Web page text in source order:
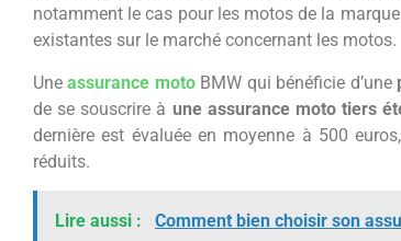
notamment le cas pour les motos de la
existantes sur le marché concernant les motos.
Uneassurance motoBMW qui bénéficie d’une
de se souscrire à une assurance moto tiers
dernière est évaluée en moyenne à 500 euros,
réduits.
Lire aussi : Comment bien choisir son